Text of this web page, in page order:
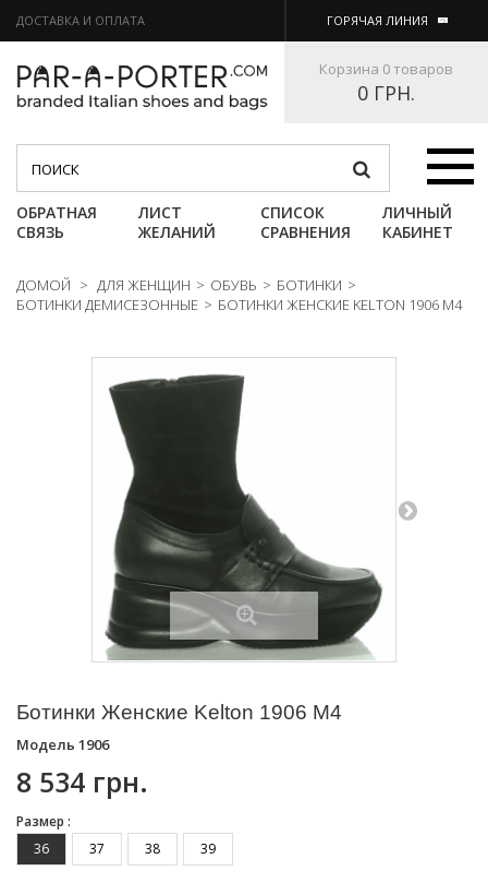
ДОСТАВКА И ОПЛАТА ГОРЯЧАЯ ЛИНИЯ
Корзина 0 товаров
0 ГРН.
Категории
ОБРАТНАЯ
СВЯЗЬ
ЛИСТ
ЖЕЛАНИЙ
СПИСОК
СРАВНЕНИЯ
ЛИЧНЫЙ
КАБИНЕТ
ДОМОЙ > ДЛЯ ЖЕНЩИН > ОБУВЬ > БОТИНКИ >
БОТИНКИ ДЕМИСЕЗОННЫЕ > БОТИНКИ ЖЕНСКИЕ KELTON 1906 М4
Ботинки Женские Kelton 1906 М4
Модель 1906
8 534 грн.
Размер :
36
37 38 39